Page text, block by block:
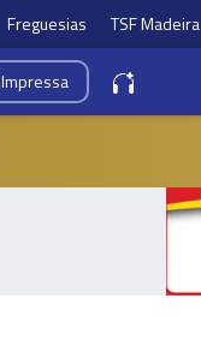
Freguesias TSF Madeira
Impressa